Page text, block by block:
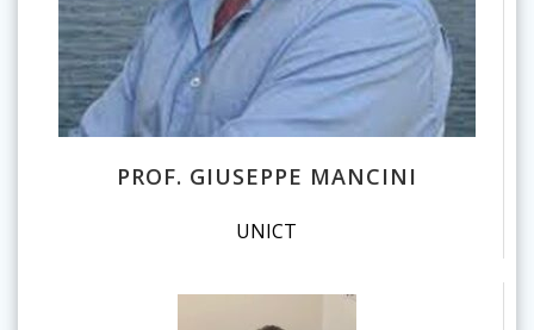
PROF. GIUSEPPE MANCINI
UNICT